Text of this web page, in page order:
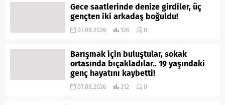
Gece saatlerinde denize girdiler, üç
gençten iki arkadaş boğuldu!
07.08.2026 126 0
Barışmak için buluştular, sokak
ortasında bıçakladılar.. 19 yaşındaki
genç hayatını kaybetti!
07.08.2026 312 0